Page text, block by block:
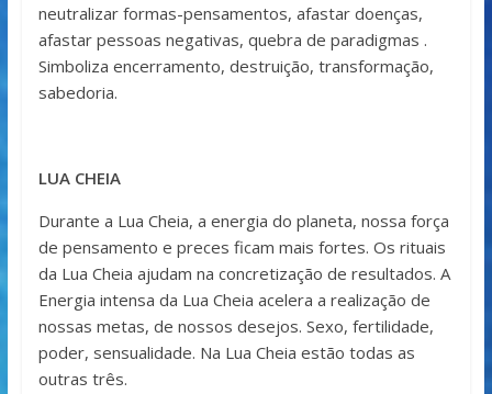
neutralizar formas-pensamentos, afastar doenças,
afastar pessoas negativas, quebra de paradigmas .
Simboliza encerramento, destruição, transformação,
sabedoria.
LUA CHEIA
Durante a Lua Cheia, a energia do planeta, nossa força
de pensamento e preces ficam mais fortes. Os rituais
da Lua Cheia ajudam na concretização de resultados. A
Energia intensa da Lua Cheia acelera a realização de
nossas metas, de nossos desejos. Sexo, fertilidade,
poder, sensualidade. Na Lua Cheia estão todas as
outras três.